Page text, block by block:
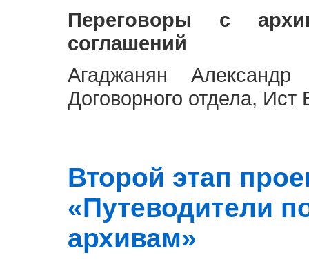
Переговоры с
соглашений
Агаджанян Александр
Договорного отдела,
Второй этап
«Путеводители
архивам»